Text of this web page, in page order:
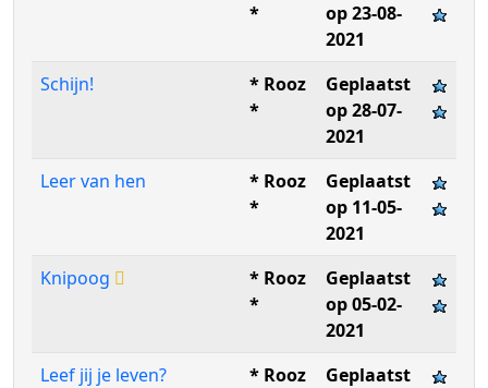
*
op 23-08-
2021
Schijn!
* Rooz
*
Geplaatst
op 28-07-
2021
Leer van hen
* Rooz
*
Geplaatst
op 11-05-
2021
Knipoog
* Rooz
*
Geplaatst
op 05-02-
2021
Leef jij je leven?
* Rooz
Geplaatst